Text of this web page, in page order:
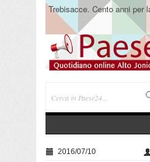
Trebisacce. Cento anni per
di San Rocco.
2016/07/10